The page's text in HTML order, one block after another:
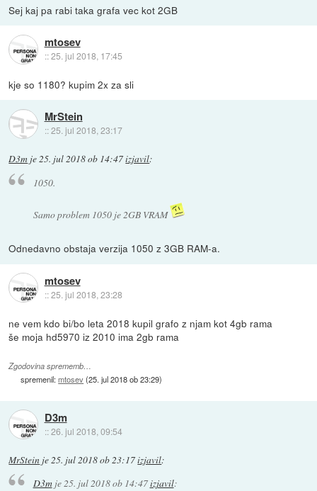
Sej kaj pa rabi taka grafa vec kot 2GB
mtosev
::25. jul 2018, 17:45
kje so 1180? kupim 2x za sli
MrStein
::25. jul 2018, 23:17
D3m je25. jul 2018 ob 14:47izjavil:
1050.
Samo problem 1050 je 2GB VRAM
Odnedavno obstaja verzija 1050 z 3GB RAM-a.
mtosev
::25. jul 2018, 23:28
ne vem kdo bi/bo leta 2018 kupil grafo z njam kot 4gb rama
še moja hd5970 iz 2010 ima 2gb rama
Zgodovina sprememb…
spremenil:mtosev(25. jul 2018 ob 23:29)
D3m
::26. jul 2018, 09:54
MrStein je 25. jul 2018 ob 23:17izjavil:
D3mje25. jul 2018 ob 14:47izjavil: